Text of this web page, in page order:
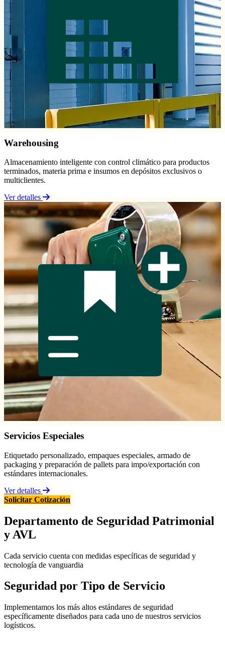
Warehousing
Almacenamiento inteligente con control climático para productos
terminados, materia prima e insumos en depósitos exclusivos o
multiclientes.
Ver detalles
Servicios Especiales
Etiquetado personalizado, empaques especiales, armado de
packaging y preparación de pallets para impo/exportación con
estándares internacionales.
Ver detalles
Solicitar Cotización
Departamento de Seguridad Patrimonial
y AVL
Cada servicio cuenta con medidas específicas de seguridad y
tecnología de vanguardia
Seguridad por Tipo de Servicio
Implementamos los más altos estándares de seguridad
específicamente diseñados para cada uno de nuestros servicios
logísticos.